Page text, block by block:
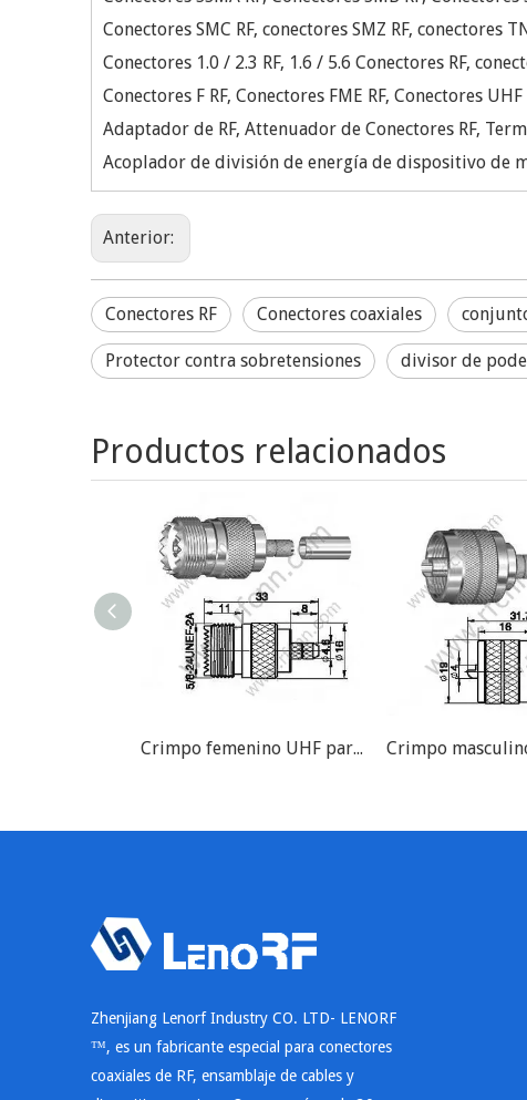
Conectores SMC RF, conectores SMZ RF, conectores
Conectores 1.0 / 2.3 RF, 1.6 / 5.6 Conectores RF,
Conectores F RF, Conectores FME RF, Conectores
Adaptador de RF, Attenuador de Conectores RF,
Acoplador de división de energía de dispositivo de
Anterior:
Conectores RF Conectores coaxiales
Protector contra sobretensiones divisor de
Productos relacionados
Crimpo femenino UHF para RG142 RF Conector
Zhenjiang Lenorf Industry CO. LTD- LENORF
™, es un fabricante especial para conectores
coaxiales de RF, ensamblaje de cables y